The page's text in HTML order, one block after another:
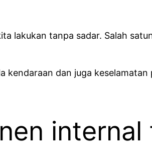
lakukan tanpa sadar. Salah
kendaraan dan juga
internal